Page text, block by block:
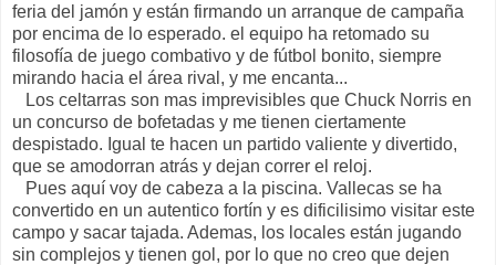
feria del jamón y están firmando un arranque de campaña
por encima de lo esperado. el equipo ha retomado su
filosofía de juego combativo y de fútbol bonito, siempre
mirando hacia el área rival, y me encanta...
Los celtarras son mas imprevisibles que Chuck Norris en
un concurso de bofetadas y me tienen ciertamente
despistado. Igual te hacen un partido valiente y divertido,
que se amodorran atrás y dejan correr el reloj.
Pues aquí voy de cabeza a la piscina. Vallecas se ha
convertido en un autentico fortín y es dificilisimo visitar este
campo y sacar tajada. Ademas, los locales están jugando
sin complejos y tienen gol, por lo que no creo que dejen